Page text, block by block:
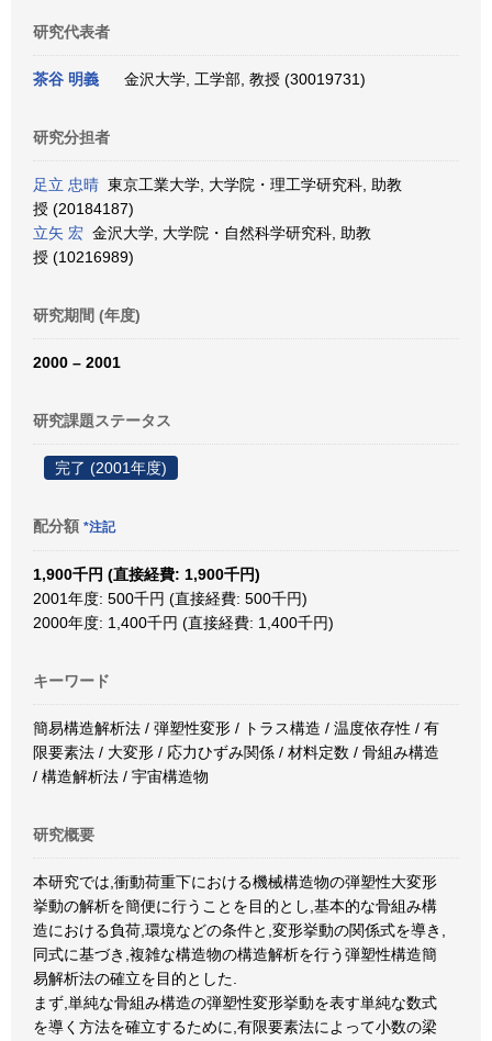
研究代表者
茶谷 明義 金沢大学, 工学部, 教授 (30019731)
研究分担者
足立 忠晴 東京工業大学, 大学院・理工学研究科, 助教
授 (20184187)
立矢 宏 金沢大学, 大学院・自然科学研究科, 助教
授 (10216989)
研究期間 (年度)
2000 – 2001
研究課題ステータス
完了 (2001年度)
配分額 *注記
1,900千円 (直接経費: 1,900千円)
2001年度: 500千円 (直接経費: 500千円)
2000年度: 1,400千円 (直接経費: 1,400千円)
キーワード
簡易構造解析法 / 弾塑性変形 / トラス構造 / 温度依存性 / 有
限要素法 / 大変形 / 応力ひずみ関係 / 材料定数 / 骨組み構造
/ 構造解析法 / 宇宙構造物
研究概要
本研究では,衝動荷重下における機械構造物の弾塑性大変形
挙動の解析を簡便に行うことを目的とし,基本的な骨組み構
造における負荷,環境などの条件と,変形挙動の関係式を導き,
同式に基づき,複雑な構造物の構造解析を行う弾塑性構造簡
易解析法の確立を目的とした.
まず,単純な骨組み構造の弾塑性変形挙動を表す単純な数式
を導く方法を確立するために,有限要素法によって小数の梁